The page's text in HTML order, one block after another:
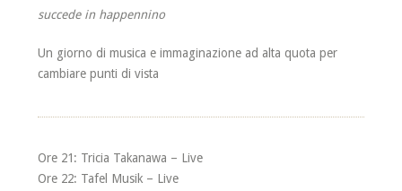
succede in happennino
Un giorno di musica e immaginazione ad alta quota per
cambiare punti di vista
Ore 21: Tricia Takanawa – Live
Ore 22: Tafel Musik – Live